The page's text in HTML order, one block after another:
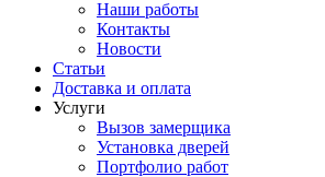
Наши работы
Контакты
Новости
Статьи
Доставка и оплата
Услуги
Вызов замерщика
Установка дверей
Портфолио работ